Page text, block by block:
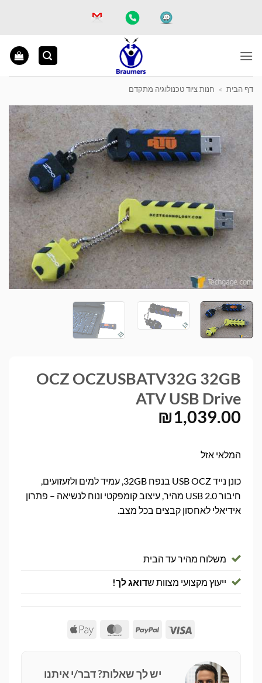
דף הבית » חנות ציוד טכנולוגיה מתקדם
OCZ OCZUSBATV32G 32GB
ATV USB Drive
₪1,039.00
המלאי אזל
כונן נייד USB OCZ בנפח 32GB, עמיד למים ולזעזועים,
חיבור USB 2.0 מהיר, עיצוב קומפקטי ונוח לנשיאה – פתרון
אידיאלי לאחסון קבצים בכל מצב.
משלוח מהיר עד הבית
ייעוץ מקצועי מצוות שדואג לך!
Visa
PayPal
MasterCard
Apple
יש לך שאלות? דבר/י איתנו